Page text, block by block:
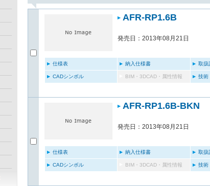
AFR-RP1.6B
発売日：2013年08月21日
仕様表 納入仕様書 取扱
CADシンボル BIM・3DCAD・属性情報 技術
AFR-RP1.6B-BKN
発売日：2013年08月21日
仕様表 納入仕様書 取扱
CADシンボル BIM・3DCAD・属性情報 技術